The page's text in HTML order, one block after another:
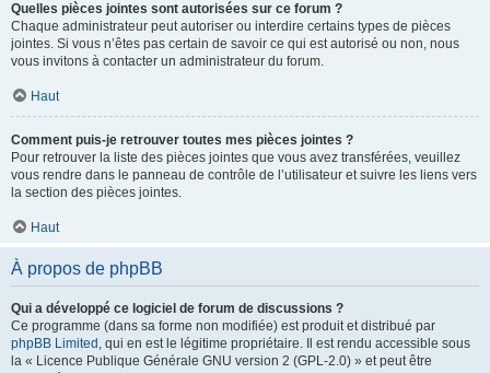
Quelles pièces jointes sont autorisées sur ce forum ?
Chaque administrateur peut autoriser ou interdire certains types de pièces
jointes. Si vous n’êtes pas certain de savoir ce qui est autorisé ou non, nous
vous invitons à contacter un administrateur du forum.
Haut
Comment puis-je retrouver toutes mes pièces jointes ?
Pour retrouver la liste des pièces jointes que vous avez transférées, veuillez
vous rendre dans le panneau de contrôle de l’utilisateur et suivre les liens vers
la section des pièces jointes.
Haut
À propos de phpBB
Qui a développé ce logiciel de forum de discussions ?
Ce programme (dans sa forme non modifiée) est produit et distribué par
phpBB Limited , qui en est le légitime propriétaire. Il est rendu accessible sous
la « Licence Publique Générale GNU version 2 (GPL-2.0) » et peut être